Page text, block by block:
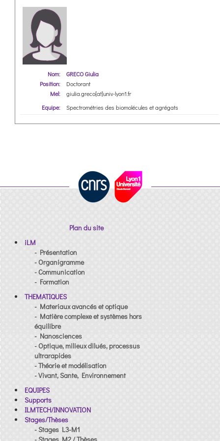
Nom:
GRECO Giulia
Position:
Doctorant
Mel:
giulia.greco[at]univ-lyon1.fr
Equipe:
Spectrométries des biomolécules et agrégats
Plan du site
iLM
- Présentation
- Organigramme
- Communication
- Formation
THEMATIQUES
- Materiaux avancés et optique
- Matière complexe et systèmes hors
équilibre
- Nanosciences
- Optique, milieux dilués, processus
ultrarapides
- Théorie et modélisation
- Vivant, Sante, Environnement
EQUIPES
Supports
ILMTECH/INNOVATION
Stages/Thèses
- Stages L3-M1